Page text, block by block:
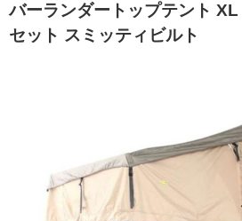
バーランダートップテント
セット スミッティビルト